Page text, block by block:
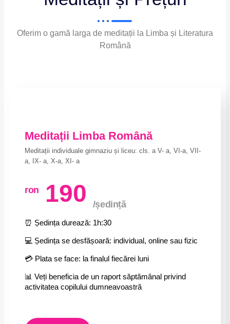
Oferim o gamă larga de meditații la Limba și Literatura
Română
Meditații Limba Română
Meditații individuale gimnaziu și liceu: cls. a V- a, VI-a, VII-
a, IX- a, X-a, XI- a
ron 190 /ședință
⏰ Ședința durează: 1h:30
💻 Ședința se desfășoară: individual, online sau fizic
💳 Plata se face: la finalul fiecărei luni
📊 Veți beneficia de un raport săptămânal privind
activitatea copilului dumneavoastră